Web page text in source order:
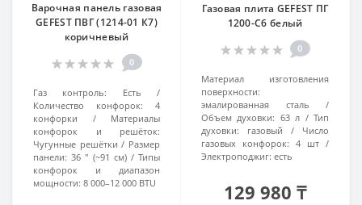
Варочная панель газовая
GEFEST ПВГ (1214-01 К7)
коричневый
0
Газ контроль:
Есть
Количество конфорок:
4
конфорки
Материалы
конфорок и решёток:
Чугунные решётки
Размер
панели: 36 ″ (~91 см)
Типы
конфорок и диапазон
мощности: 8 000–12 000 BTU
Газовая плита GEFEST ПГ
1200-С6 белый
0
Материал изготовления
поверхности:
эмалированная сталь
Объем духовки: 63 л
Тип
духовки:
газовый
Число
газовых конфорок: 4 шт
Электроподжиг: есть
129 980 ₸